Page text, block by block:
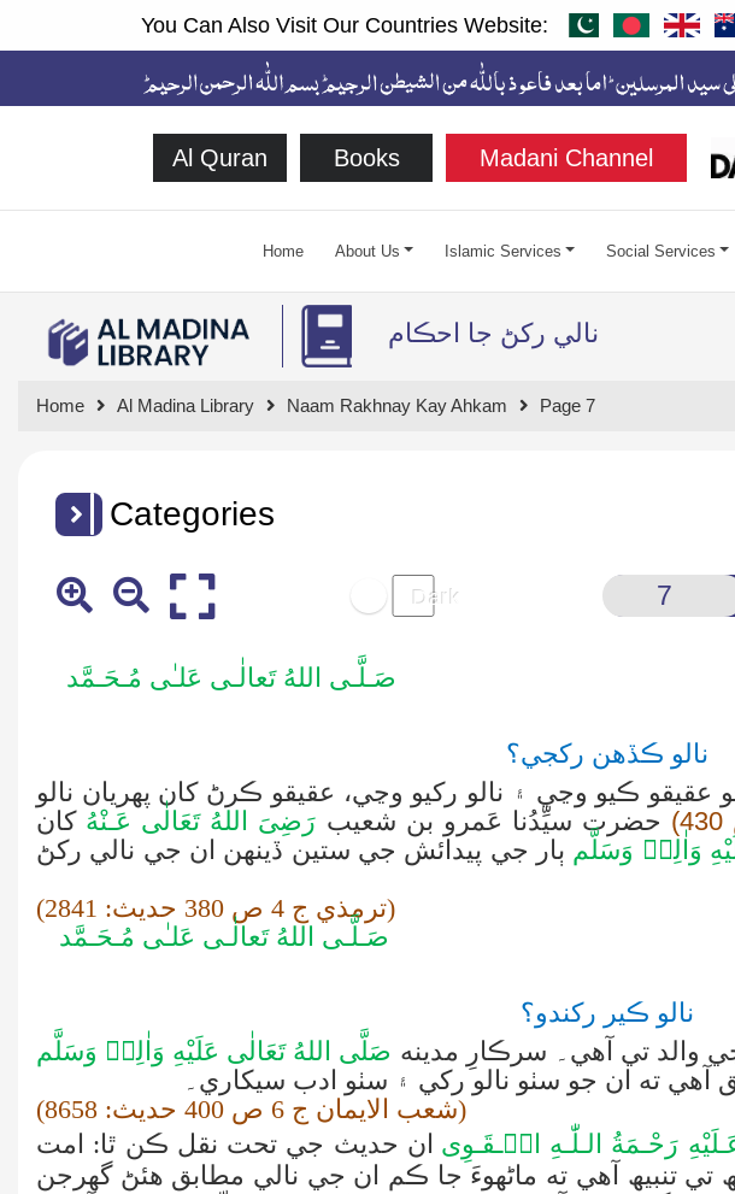
You Can Also Visit Our Countries Website:
Al Quran Books Madani Channel
Home About Us Islamic Services Social Services
نالي رکڻ جا احڪام
Home Al Madina Library Naam Rakhnay Kay Ahkam Page 7
Categories
صَـلَّـی اللهُ تَعالٰـی عَلـٰی مُـحَـمَّد
نالو ڪڏهن رکجي؟
ڪيو وڃي ۽ نالو رکيو وڃي، عقيقو ڪرڻ کان پهريان نالو
حضرت سيِّدُنا عَمرو بن شعيب رَضِىَ اللهُ تَعَالٰی عَـنْهُ کان
وَاٰلِهٖ وَسَلَّم ٻار جي پيدائش جي ستين ڏينهن ان جي نالي رکڻ
(ترمذي ج 4 ص 380 حديث: 2841)
صَـلَّـی اللهُ تَعالٰـی عَلـٰی مُـحَـمَّد
نالو ڪير رکندو؟
والد تي آهي۔ سرڪارِ مدينه صَلَّى اللهُ تَعَالٰى عَلَيْهِ وَاٰلِهٖ وَسَلَّم
آهي ته ان جو سٺو نالو رکي ۽ سٺو ادب سيکاري۔
(شعب الايمان ج 6 ص 400 حديث: 8658)
رَحْـمَةُ الـلّٰـهِ الۡـقَـوِی ان حديث جي تحت نقل ڪن ٿا: امت
تنبيھ آهي ته ماڻهوءَ جا ڪم ان جي نالي مطابق هئڻ گھرجن